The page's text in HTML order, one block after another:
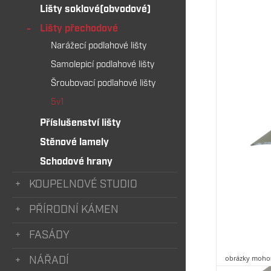
Lišty soklové(obvodové)
Lišty přechodové
Narážecí podlahové lišty
Samolepicí podlahové lišty
Šroubovací podlahové lišty
5v1
Příslušenství lišty
Stěnové lamely
Schodové hrany
KOUPELNOVÉ STUDIO
PŘÍRODNÍ KÁMEN
FASÁDY
NÁŘADÍ obrázky